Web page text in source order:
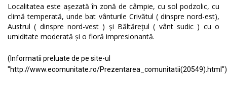
Localitatea este așezată în zonă de câmpie, cu sol podzolic, cu
climă temperată, unde bat vânturile Crivătul ( dinspre nord-est),
Austrul ( dinspre nord-vest ) și Băltărețul ( vânt sudic ) cu o
umiditate moderată și o floră impresionantă.
(Informatii preluate de pe site-ul
"http://www.ecomunitate.ro/Prezentarea_comunitatii(20549).html")